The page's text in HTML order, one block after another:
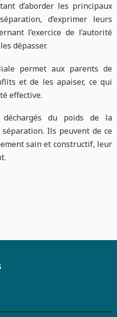
d’aborder les principaux
d’exprimer leurs
l’exercice de l’autorité
dépasser.
permet aux parents de
et de les apaiser, ce qui
effective.
du poids de la
Ils peuvent de ce
sain et constructif, leur